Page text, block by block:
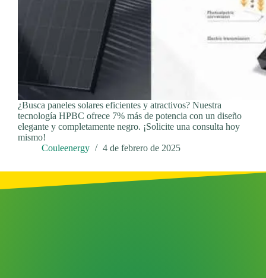
¿Busca paneles solares eficientes y atractivos? Nuestra
tecnología HPBC ofrece 7% más de potencia con un diseño
elegante y completamente negro. ¡Solicite una consulta hoy
mismo!
Couleenergy
4 de febrero de 2025